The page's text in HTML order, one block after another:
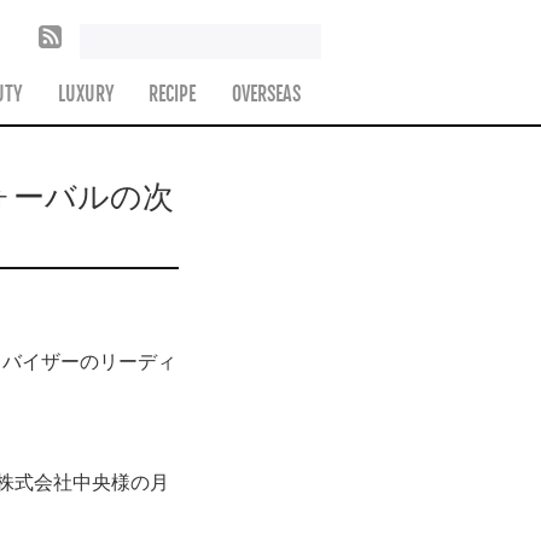
LUXURY RECIPE OVERSEAS
ーバルの次
イザーのリーディ
式会社中央様の月